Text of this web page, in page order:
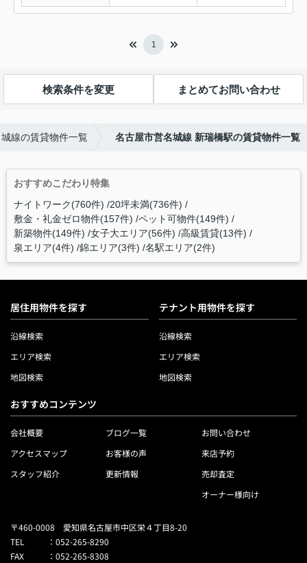
1
検索条件を変更 まとめてお問い合わせ
線の賃貸物件一覧 名古屋市営名城線 新瑞橋駅の賃貸物件一覧
おすすめこだわり特集
ナイトワーク(760件) 20坪未満(736件)
敷金・礼金ゼロ物件(157件) ペット可物件(149件)
新築物件(149件) 女子大エリア(56件) 高級賃貸(13件)
泉エリア(4件) 錦エリア(3件) 名駅エリア(2件)
居住用物件を探す
沿線検索
エリア検索
地図検索
テナント用物件を探す
沿線検索
エリア検索
地図検索
おすすめコンテンツ
会社概要
アクセスマップ
スタッフ紹介
ブログ一覧
お客様の声
更新情報
お問い合わせ
来店予約
売却査定
オーナー様向け
〒460-0008 愛知県名古屋市中区栄４丁目8-20
TEL
： 052-265-8290
FAX
： 052-265-8308